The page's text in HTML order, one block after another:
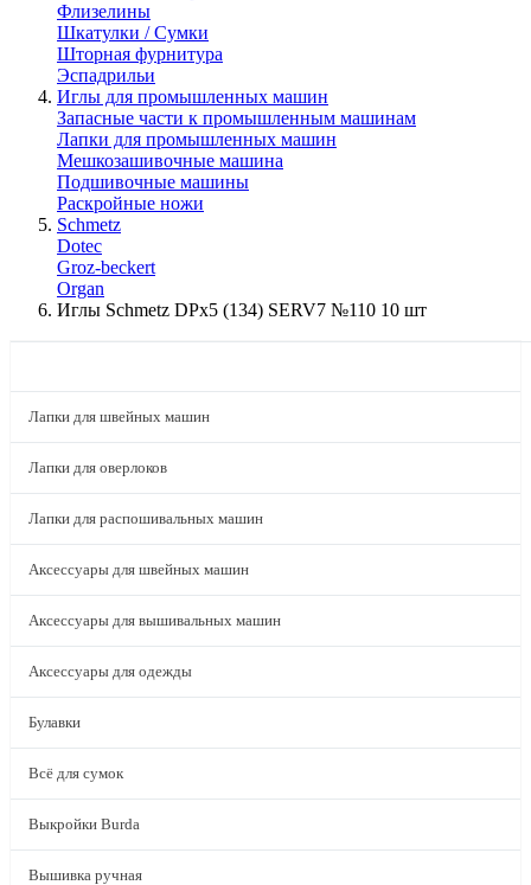
Флизелины
Шкатулки / Сумки
Шторная фурнитура
Эспадрильи
Иглы для промышленных машин
Запасные части к промышленным машинам
Лапки для промышленных машин
Мешкозашивочные машина
Подшивочные машины
Раскройные ножи
Schmetz
Dotec
Groz-beckert
Organ
Иглы Schmetz DPx5 (134) SERV7 №110 10 шт
Лапки для швейных машин
Лапки для оверлоков
Лапки для распошивальных машин
Аксессуары для швейных машин
Аксессуары для вышивальных машин
Аксессуары для одежды
Булавки
Всё для сумок
Выкройки Burda
Вышивка ручная